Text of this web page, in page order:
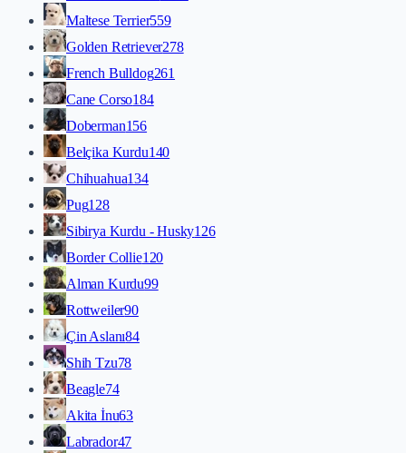
Maltese Terrier559
Golden Retriever278
French Bulldog261
Cane Corso184
Doberman156
Belçika Kurdu140
Chihuahua134
Pug128
Sibirya Kurdu - Husky126
Border Collie120
Alman Kurdu99
Rottweiler90
Çin Aslanı84
Shih Tzu78
Beagle74
Akita İnu63
Labrador47